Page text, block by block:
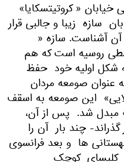
خیابان « کروتیتسکایا»
سازه زیبا و جالبی قرار
آن آشناست. سازه «
روسیه است که هم
گذشته به شکل اولیه خود حفظ
است. این بنا در قرن 18 به عنوان صومعه مردان
این صومعه به اسقف
مبدل شد. پس از آن،
چند بار آن را
ها و بعد فرانسوی